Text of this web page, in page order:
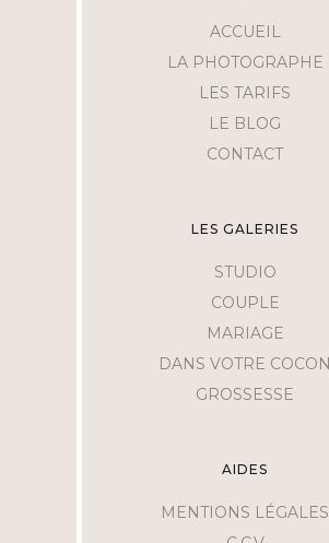
ACCUEIL
LA PHOTOGRAPHE
LES TARIFS
LE BLOG
CONTACT
LES GALERIES
STUDIO
COUPLE
MARIAGE
DANS VOTRE COCON
GROSSESSE
AIDES
MENTIONS LÉGALES